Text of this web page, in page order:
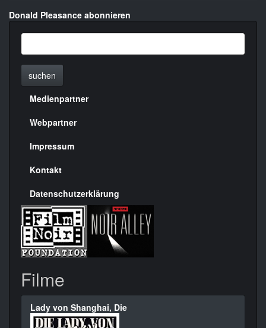
Donald Pleasance abonnieren
suchen
Menülinks
rechte
Seite
Medienpartner
Webpartner
Impressum
Kontakt
Datenschutzerklärung
Filme
Lady von Shanghai, Die